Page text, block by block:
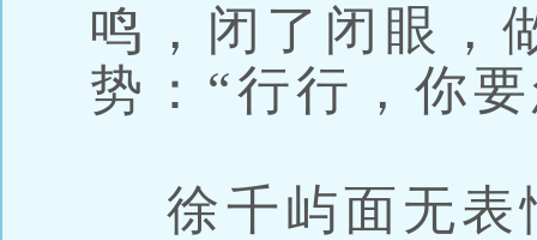
鸣，闭了闭眼，
势：“行行，你
徐千屿面无表